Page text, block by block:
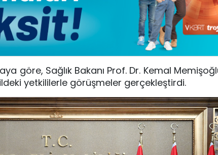
göre, Sağlık Bakanı Prof. Dr. Kemal
yetkililerle görüşmeler gerçekleştirdi.